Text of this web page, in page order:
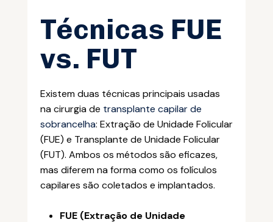
Técnicas FUE
vs. FUT
Existem duas técnicas principais usadas
na cirurgia de transplante capilar de
sobrancelha: Extração de Unidade Folicular
(FUE) e Transplante de Unidade Folicular
(FUT). Ambos os métodos são eficazes,
mas diferem na forma como os folículos
capilares são coletados e implantados.
FUE (Extração de Unidade